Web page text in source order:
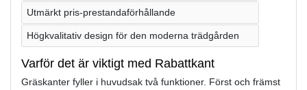
Utmärkt pris-prestandaförhållande
Högkvalitativ design för den moderna trädgården
Varför det är viktigt med Rabattkant
Gräskanter fyller i huvudsak två funktioner. Först och främst